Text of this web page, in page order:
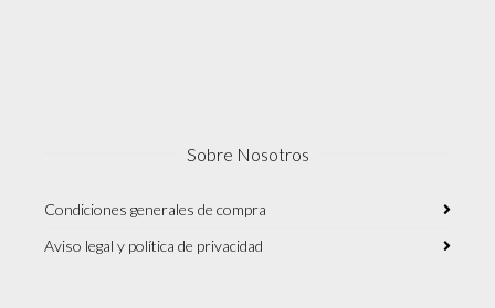
Sobre Nosotros
Condiciones generales de compra
Aviso legal y política de privacidad